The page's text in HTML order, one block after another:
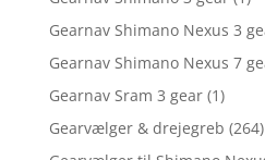
Gearnav Shimano Nexus 3
Gearnav Shimano Nexus 7
Gearnav Sram 3 gear (1)
Gearvælger & drejegreb (264)